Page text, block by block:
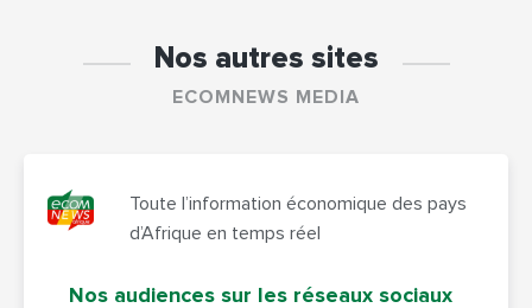
Nos autres sites
ECOMNEWS MEDIA
Toute l’information économique des pays
d’Afrique en temps réel
Nos audiences sur les réseaux sociaux